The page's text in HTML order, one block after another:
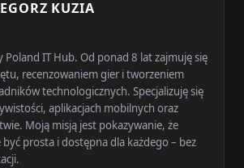
KUZIA
Poland IT Hub. Od ponad 8 lat zajmuję się
recenzowaniem gier i tworzeniem
technologicznych. Specjalizuję się
aplikacjach mobilnych oraz
Moją misją jest pokazywanie, że
prosta i dostępna dla każdego – bez